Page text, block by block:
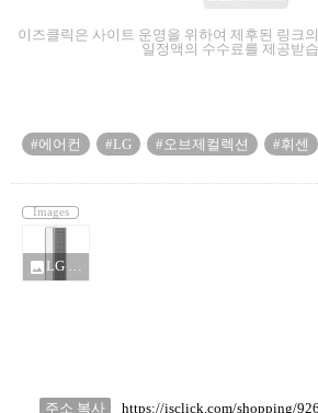
이즈클릭은 사이트 운영을 위하여 제후된 링크
일정액의 수수료를 제공받
#에어컨 #LG #오브제컬렉션 #휘센
Images
photo LG 오브제컬렉션 창문형 에어컨_10031827.jpg
주소 복사